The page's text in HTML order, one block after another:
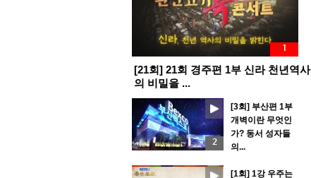
1
[21회] 21회 경주편 1부 신라 천년역사
의 비밀을 ...
2
[3회] 부산편 1부
개벽이란 무엇인
가? 동서 성자들
의...
[1회] 1강 우주는